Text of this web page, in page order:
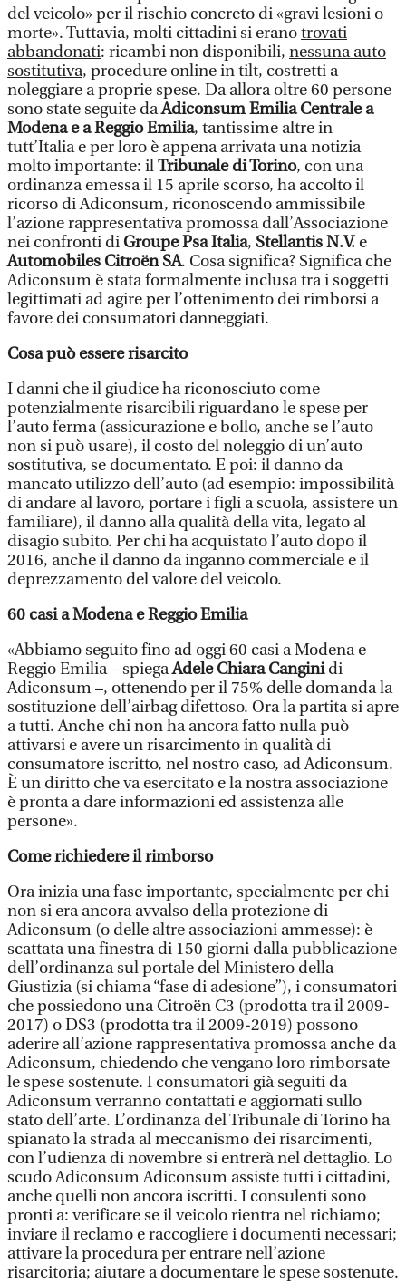
del veicolo» per il rischio concreto di «gravi lesioni o
morte». Tuttavia, molti cittadini si eranotrovati
abbandonati: ricambi non disponibili, nessuna auto
sostitutiva, procedure online in tilt, costretti a
noleggiare a proprie spese. Da allora oltre 60 persone
sono state seguite daAdiconsum Emilia Centrale a
Modena e a Reggio Emilia, tantissime altre in
tutt’Italia e per loro è appena arrivata una notizia
molto importante: ilTribunale di Torino, con una
ordinanza emessa il 15 aprile scorso, ha accolto il
ricorso di Adiconsum, riconoscendo ammissibile
l’azione rappresentativa promossa dall’Associazione
nei confronti diGroupe Psa Italia, Stellantis N.V. e
Automobiles Citroën SA. Cosa significa? Significa che
Adiconsum è stata formalmente inclusa tra i soggetti
legittimati ad agire per l’ottenimento dei rimborsi a
favore dei consumatori danneggiati.
Cosa può essere risarcito
I danni che il giudice ha riconosciuto come
potenzialmente risarcibili riguardano le spese per
l’auto ferma (assicurazione e bollo, anche se l’auto
non si può usare), il costo del noleggio di un’auto
sostitutiva, se documentato. E poi: il danno da
mancato utilizzo dell’auto (ad esempio: impossibilità
di andare al lavoro, portare i figli a scuola, assistere un
familiare), il danno alla qualità della vita, legato al
disagio subito. Per chi ha acquistato l’auto dopo il
2016, anche il danno da inganno commerciale e il
deprezzamento del valore del veicolo.
60 casi a Modena e Reggio Emilia
«Abbiamo seguito fino ad oggi 60 casi a Modena e
Reggio Emilia – spiegaAdele Chiara Canginidi
Adiconsum –, ottenendo per il 75% delle domanda la
sostituzione dell’airbag difettoso. Ora la partita si apre
a tutti. Anche chi non ha ancora fatto nulla può
attivarsi e avere un risarcimento in qualità di
consumatore iscritto, nel nostro caso, ad Adiconsum.
È un diritto che va esercitato e la nostra associazione
è pronta a dare informazioni ed assistenza alle
persone».
Come richiedere il rimborso
Ora inizia una fase importante, specialmente per chi
non si era ancora avvalso della protezione di
Adiconsum (o delle altre associazioni ammesse): è
scattata una finestra di 150 giorni dalla pubblicazione
dell’ordinanza sul portale del Ministero della
Giustizia (si chiama “fase di adesione”), i consumatori
che possiedono una Citroën C3 (prodotta tra il 2009-
2017) o DS3 (prodotta tra il 2009-2019) possono
aderire all’azione rappresentativa promossa anche da
Adiconsum, chiedendo che vengano loro rimborsate
le spese sostenute. I consumatori già seguiti da
Adiconsum verranno contattati e aggiornati sullo
stato dell’arte. L’ordinanza del Tribunale di Torino ha
spianato la strada al meccanismo dei risarcimenti,
con l’udienza di novembre si entrerà nel dettaglio. Lo
scudo Adiconsum Adiconsum assiste tutti i cittadini,
anche quelli non ancora iscritti. I consulenti sono
pronti a: verificare se il veicolo rientra nel richiamo;
inviare il reclamo e raccogliere i documenti necessari;
attivare la procedura per entrare nell’azione
risarcitoria; aiutare a documentare le spese sostenute.